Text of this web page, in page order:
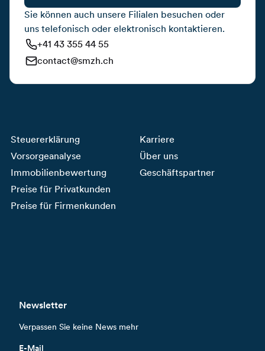
Sie können auch unsere Filialen besuchen oder
uns telefonisch oder elektronisch kontaktieren.
+41 43 355 44 55
contact@smzh.ch
Steuererklärung
Vorsorgeanalyse
Immobilienbewertung
Preise für Privatkunden
Preise für Firmenkunden
Karriere
Über uns
Geschäftspartner
Newsletter
Verpassen Sie keine News mehr
E-Mail